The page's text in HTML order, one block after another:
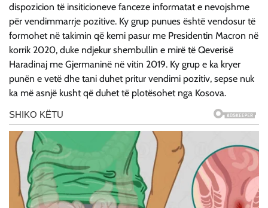
dispozicion të insiticioneve fanceze informatat e nevojshme
për vendimmarrje pozitive. Ky grup punues është vendosur të
formohet në takimin që kemi pasur me Presidentin Macron në
korrik 2020, duke ndjekur shembullin e mirë të Qeverisë
Haradinaj me Gjermaninë në vitin 2019. Ky grup e ka kryer
punën e vetë dhe tani duhet pritur vendimi pozitiv, sepse nuk
ka më asnjë kusht që duhet të plotësohet nga Kosova.